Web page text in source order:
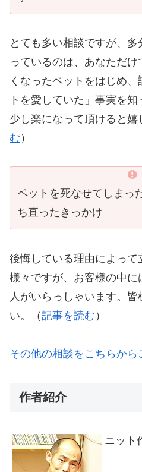
とても多い相談ですが、
っているのは、あなただ
くなったペットをはじめ
トを愛していた」事実を
少し楽になって頂けると嬉
む ）
ペットを死なせてしまっ
ち直ったきっかけ
後悔している理由によって
様々ですが、お客様の中に
人がいらっしゃいます。
い。（記事を読む ）
その他の相談をこちらから
作者紹介
ニット